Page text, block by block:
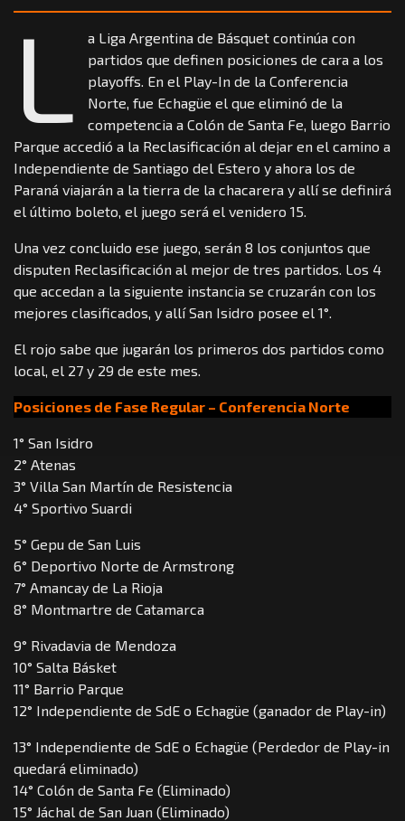
L
a Liga Argentina de Básquet continúa con
partidos que definen posiciones de cara a los
playoffs. En el Play-In de la Conferencia
Norte, fue Echagüe el que eliminó de la
competencia a Colón de Santa Fe, luego Barrio
Parque accedió a la Reclasificación al dejar en el camino a
Independiente de Santiago del Estero y ahora los de
Paraná viajarán a la tierra de la chacarera y allí se definirá
el último boleto, el juego será el venidero 15.
Una vez concluido ese juego, serán 8 los conjuntos que
disputen Reclasificación al mejor de tres partidos. Los 4
que accedan a la siguiente instancia se cruzarán con los
mejores clasificados, y allí San Isidro posee el 1°.
El rojo sabe que jugarán los primeros dos partidos como
local, el 27 y 29 de este mes.
Posiciones de Fase Regular – Conferencia Norte
1° San Isidro
2° Atenas
3° Villa San Martín de Resistencia
4° Sportivo Suardi
5° Gepu de San Luis
6° Deportivo Norte de Armstrong
7° Amancay de La Rioja
8° Montmartre de Catamarca
9° Rivadavia de Mendoza
10° Salta Básket
11° Barrio Parque
12° Independiente de SdE o Echagüe (ganador de Play-in)
13° Independiente de SdE o Echagüe (Perdedor de Play-in
quedará eliminado)
14° Colón de Santa Fe (Eliminado)
15° Jáchal de San Juan (Eliminado)